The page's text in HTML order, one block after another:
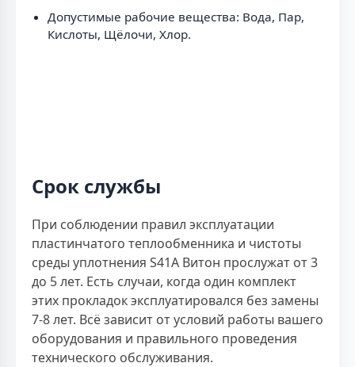
Допустимые рабочие вещества: Вода, Пар,
Кислоты, Щёлочи, Хлор.
Срок службы
При соблюдении правил эксплуатации
пластинчатого теплообменника и чистоты
среды уплотнения S41A Витон прослужат от 3
до 5 лет. Есть случаи, когда один комплект
этих прокладок эксплуатировался без замены
7-8 лет. Всё зависит от условий работы вашего
оборудования и правильного проведения
технического обслуживания.